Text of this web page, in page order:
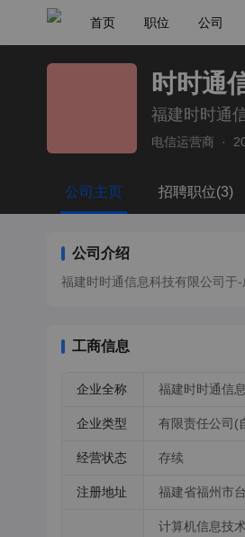
首页 职位 公司
时时通
福建时时通
电信运营商 ·
公司主页 招聘职位(3)
公司介绍
福建时时通信息科技有限公司
工商信息
企业全称 福建时时通信
企业类型 有限责任公司(
经营状态 存续
注册地址 福建省福州市
计算机信息技